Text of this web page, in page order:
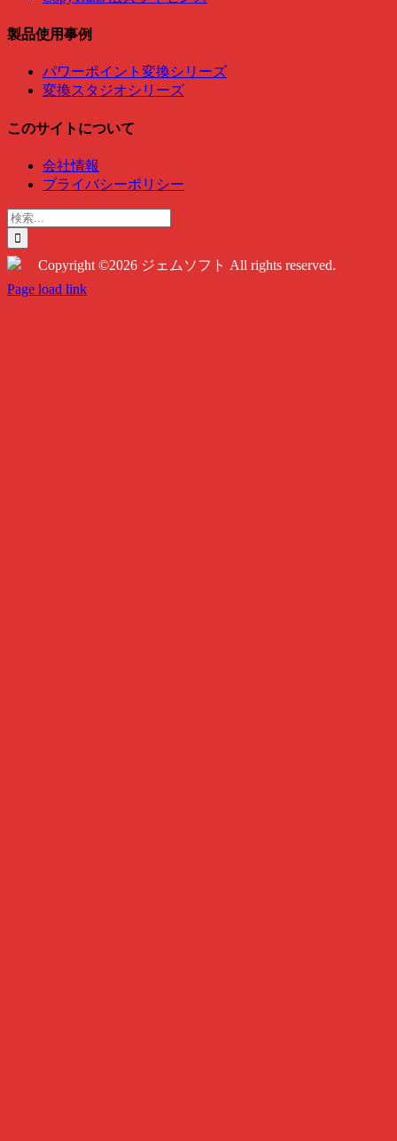
製品使用事例
パワーポイント変換シリーズ
変換スタジオシリーズ
このサイトについて
会社情報
プライバシーポリシー
検
索
…
Copyright ©2026 ジェムソフト All rights reserved.
Twitter
Instagram
Facebook
Page load link